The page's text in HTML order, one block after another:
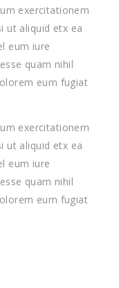
exercitationem
ut aliquid etx ea
eum iure
quam nihil
eum fugiat
exercitationem
ut aliquid etx ea
eum iure
quam nihil
eum fugiat